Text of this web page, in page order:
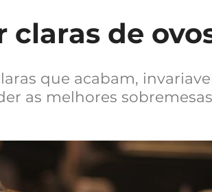
claras de
que acabam,
as melhores